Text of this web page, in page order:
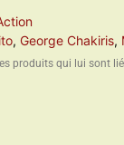
, George Chakiris,
produits qui lui sont